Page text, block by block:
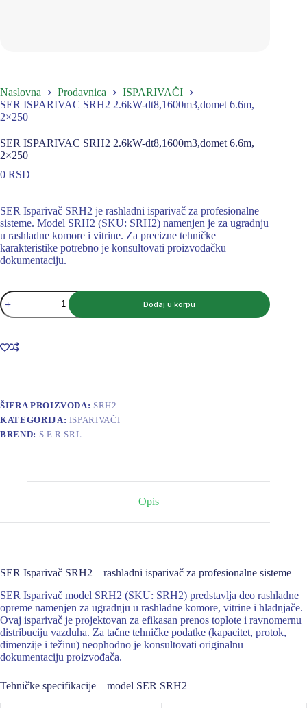
Naslovna Prodavnica
ISPARIVAČI
SER ISPARIVAC SRH2 2.6kW-dt8,1600m3,domet 6.6m,
2×250
SER ISPARIVAC SRH2 2.6kW-dt8,1600m3,domet 6.6m,
2×250
0 RSD
SER Isparivač SRH2 je rashladni isparivač za profesionalne
sisteme. Model SRH2 (SKU: SRH2) namenjen je za ugradnju
u rashladne komore i vitrine. Za precizne tehničke
karakteristike potrebno je konsultovati proizvođačku
dokumentaciju.
SER
ISPARIVAC
SRH2
dt8,1600m3,domet
6.6m,
količina
Dodaj u korpu
ŠIFRA PROIZVODA: SRH2
KATEGORIJA: ISPARIVAČI
BREND: S.E.R SRL
Opis
SER Isparivač SRH2 – rashladni isparivač za profesionalne sisteme
SER Isparivač model SRH2 (SKU: SRH2) predstavlja deo rashladne
opreme namenjen za ugradnju u rashladne komore, vitrine i hladnjače.
Ovaj isparivač je projektovan za efikasan prenos toplote i ravnomernu
distribuciju vazduha. Za tačne tehničke podatke (kapacitet, protok,
dimenzije i težinu) neophodno je konsultovati originalnu
dokumentaciju proizvođača.
Tehničke specifikacije – model SER SRH2